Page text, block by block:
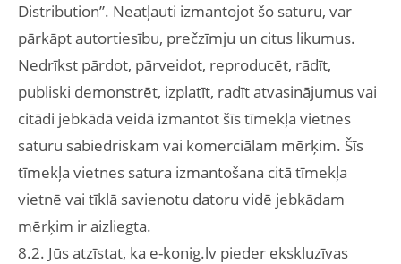
Distribution”. Neatļauti izmantojot šo saturu, var
pārkāpt autortiesību, prečzīmju un citus likumus.
Nedrīkst pārdot, pārveidot, reproducēt, rādīt,
publiski demonstrēt, izplatīt, radīt atvasinājumus vai
citādi jebkādā veidā izmantot šīs tīmekļa vietnes
saturu sabiedriskam vai komerciālam mērķim. Šīs
tīmekļa vietnes satura izmantošana citā tīmekļa
vietnē vai tīklā savienotu datoru vidē jebkādam
mērķim ir aizliegta.
8.2. Jūs atzīstat, ka e-konig.lv pieder ekskluzīvas